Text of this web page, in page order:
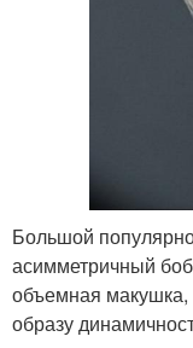
Большой
асимметричный
объемная
образу